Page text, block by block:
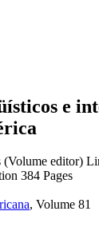
e
(Volume editor)
384 Pages
, Volume 81